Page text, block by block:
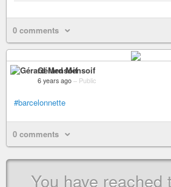
0 comments
Gérard Mensoif
6 years ago – Public
#barcelonnette
0 comments
You have reached